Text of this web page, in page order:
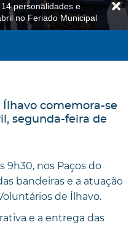
personalidades e
no Feriado Municipal
comemora-se
segunda-feira de
9h30, nos Paços do
bandeiras e a atuação
de Ílhavo.
e a entrega das